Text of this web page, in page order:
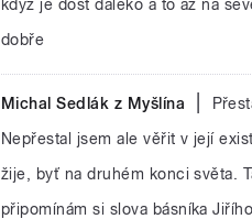
dobře
Michal Sedlák z Myšlína
Nepřestal jsem ale věřit v její
žije, byť na druhém konci světa.
připomínám si slova básníka